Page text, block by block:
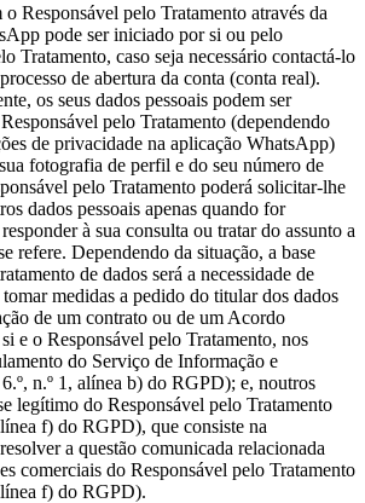
Responsável pelo Tratamento através da
pode ser iniciado por si ou pelo
Tratamento, caso seja necessário contactá-lo
de abertura da conta (conta real).
os seus dados pessoais podem ser
pelo Tratamento (dependendo
de privacidade na aplicação WhatsApp)
fotografia de perfil e do seu número de
pelo Tratamento poderá solicitar-lhe
dados pessoais apenas quando for
à sua consulta ou tratar do assunto a
refere. Dependendo da situação, a base
de dados será a necessidade de
medidas a pedido do titular dos dados
de um contrato ou de um Acordo
e o Responsável pelo Tratamento, nos
do Serviço de Informação e
n.º 1, alínea b) do RGPD); e, noutros
legítimo do Responsável pelo Tratamento
f) do RGPD), que consiste na
a questão comunicada relacionada
comerciais do Responsável pelo Tratamento
f) do RGPD).